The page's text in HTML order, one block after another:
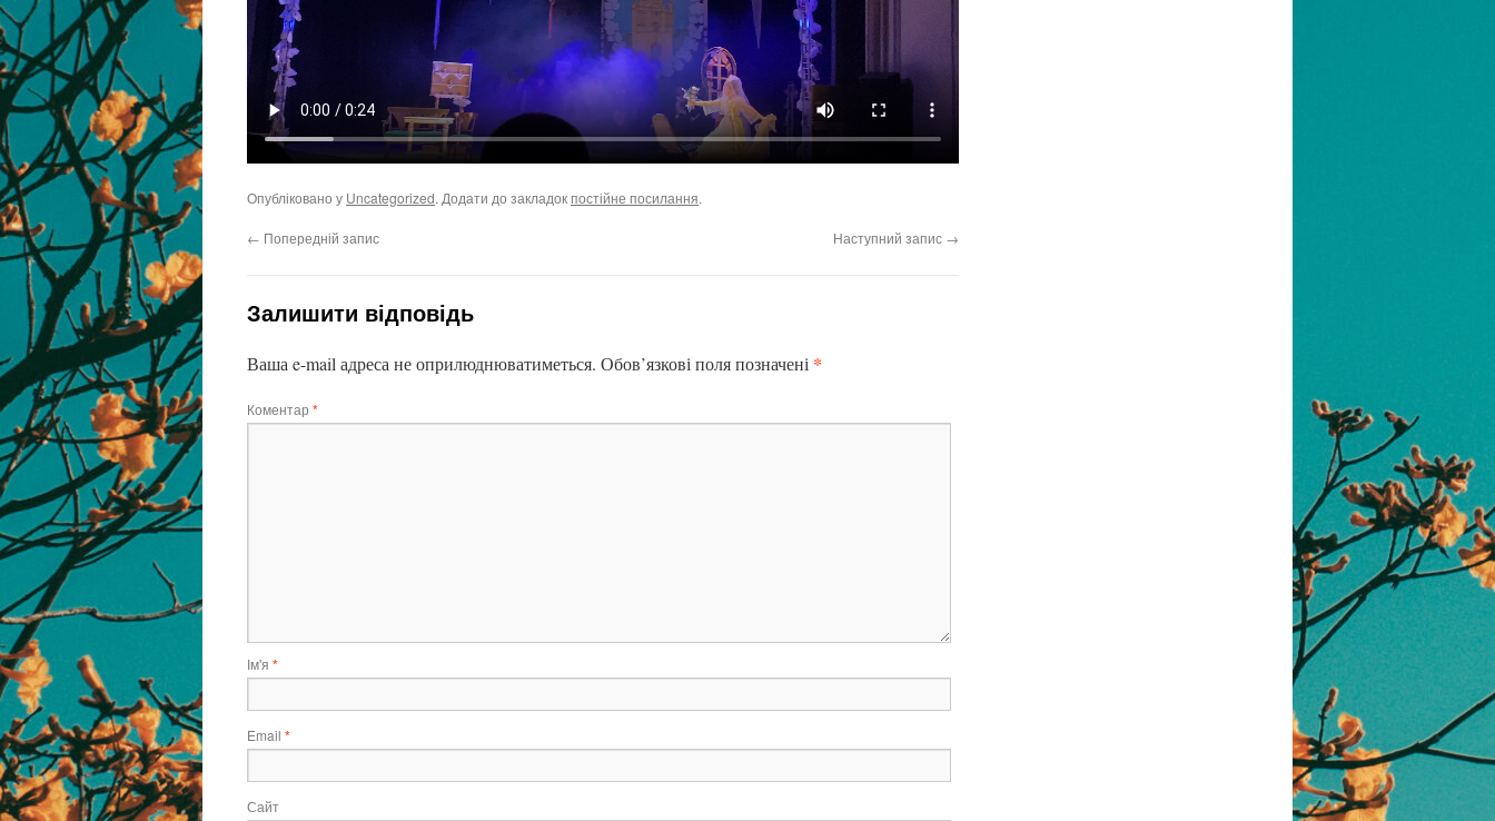
Опубліковано у Uncategorized. Додати до закладокпостійне посилання.
← Попередній запис Наступний запис →
Залишити відповідь
Ваша e-mail адреса не оприлюднюватиметься. Обов’язкові поля позначені *
Коментар *
Ім'я *
Email *
Сайт